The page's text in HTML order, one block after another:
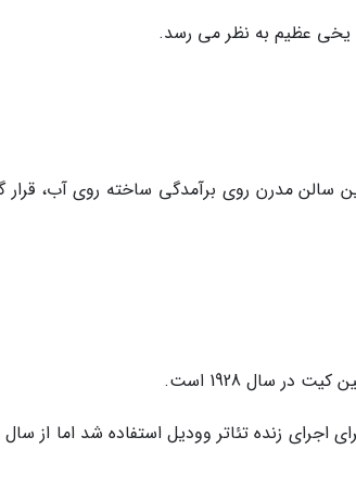
یخی عظیم به نظر می رسد.
مدرن روی برآمدگی ساخته روی آب، قرار
در سال 1928 است.